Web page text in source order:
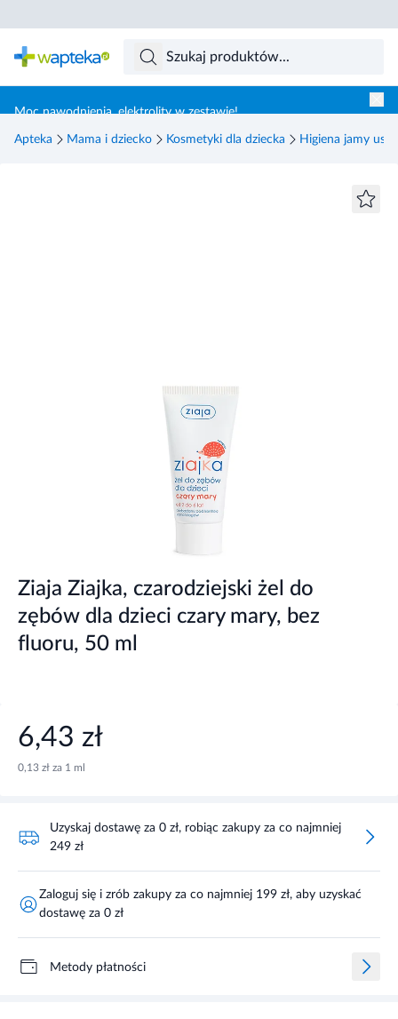
Moc nawodnienia, elektrolity w zestawie!
Apteka Mama i dziecko Kosmetyki dla dziecka Higiena jamy
Ziaja Ziajka, czarodziejski żel do
zębów dla dzieci czary mary, bez
fluoru, 50 ml
6,43 zł
0,13 zł za 1 ml
Uzyskaj dostawę za 0 zł, robiąc zakupy za co najmniej
249 zł
Zaloguj się i zrób zakupy za co najmniej 199 zł, aby uzyskać
dostawę za 0 zł
Metody płatności